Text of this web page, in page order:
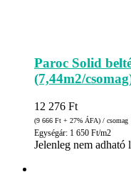
Paroc Solid
(7,44m2/
12 276 Ft
(9 666 Ft + 27% ÁFA) / csomag
Egységár: 1 650 Ft/m2
Jelenleg nem adható